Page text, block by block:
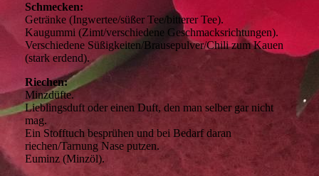
Schmecken:
Getränke (Ingwertee/süßer Tee/bitterer Tee).
Kaugummi (Zimt/verschiedene Geschmacksrichtungen).
Verschiedene Süßigkeiten/Brausepulver/Chili zum Kauen
(stark erdend).
Riechen:
Minzdüfte.
Lieblingsduft oder einen Duft, den man selber gar nicht
mag.
Ein Stofftuch besprühen und bei Bedarf daran
riechen/Tarnung Nase putzen.
Euminz (Minzöl).